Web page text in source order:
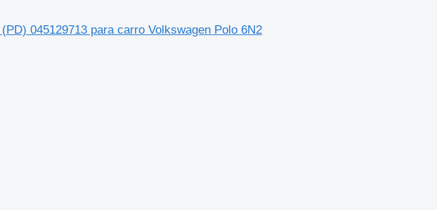
045129713 para carro Volkswagen Polo 6N2